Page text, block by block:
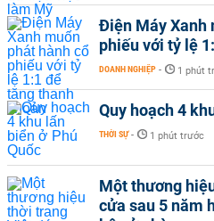
Điện Máy Xanh
phiếu với tỷ lệ
DOANH NGHIỆP - 1 phút
Quy hoạch 4
THỜI SỰ - 1 phút trước
Một thương
cửa sau 5 năm